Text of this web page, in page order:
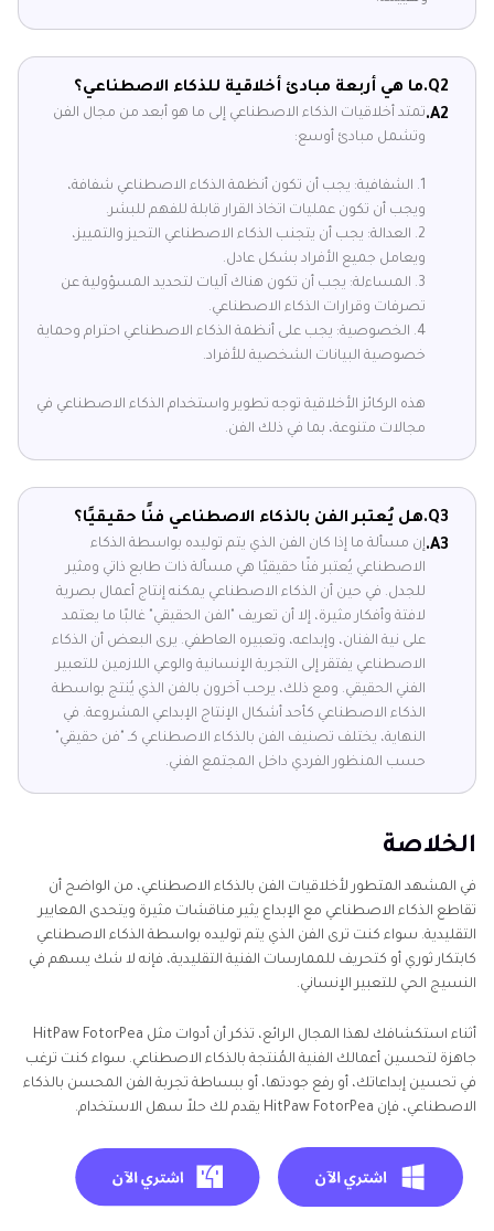
Q2. ما هي أربعة مبادئ أخلاقية للذكاء الاصطناعي؟
A2. تمتد أخلاقيات الذكاء الاصطناعي إلى ما هو أبعد من مجال الفن
وتشمل مبادئ أوسع:
1. الشفافية: يجب أن تكون أنظمة الذكاء الاصطناعي شفافة،
ويجب أن تكون عمليات اتخاذ القرار قابلة للفهم للبشر.
2. العدالة: يجب أن يتجنب الذكاء الاصطناعي التحيز والتمييز،
ويعامل جميع الأفراد بشكل عادل.
3. المساءلة: يجب أن تكون هناك آليات لتحديد المسؤولية عن
تصرفات وقرارات الذكاء الاصطناعي.
4. الخصوصية: يجب على أنظمة الذكاء الاصطناعي احترام وحماية
خصوصية البيانات الشخصية للأفراد.
هذه الركائز الأخلاقية توجه تطوير واستخدام الذكاء الاصطناعي في
مجالات متنوعة، بما في ذلك الفن.
Q3. هل يُعتبر الفن بالذكاء الاصطناعي فنًا حقيقيًا؟
A3. إن مسألة ما إذا كان الفن الذي يتم توليده بواسطة الذكاء
الاصطناعي يُعتبر فنًا حقيقيًا هي مسألة ذات طابع ذاتي ومثير
للجدل. في حين أن الذكاء الاصطناعي يمكنه إنتاج أعمال بصرية
لافتة وأفكار مثيرة، إلا أن تعريف "الفن الحقيقي" غالبًا ما يعتمد
على نية الفنان، وإبداعه، وتعبيره العاطفي. يرى البعض أن الذكاء
الاصطناعي يفتقر إلى التجربة الإنسانية والوعي اللازمين للتعبير
الفني الحقيقي. ومع ذلك، يرحب آخرون بالفن الذي يُنتج بواسطة
الذكاء الاصطناعي كأحد أشكال الإنتاج الإبداعي المشروعة. في
النهاية، يختلف تصنيف الفن بالذكاء الاصطناعي كـ "فن حقيقي"
حسب المنظور الفردي داخل المجتمع الفني.
الخلاصة
في المشهد المتطور لأخلاقيات الفن بالذكاء الاصطناعي، من الواضح أن
تقاطع الذكاء الاصطناعي مع الإبداع يثير مناقشات مثيرة ويتحدى المعايير
التقليدية. سواء كنت ترى الفن الذي يتم توليده بواسطة الذكاء الاصطناعي
كابتكار ثوري أو كتحريف للممارسات الفنية التقليدية، فإنه لا شك يسهم في
النسيج الحي للتعبير الإنساني.
أثناء استكشافك لهذا المجال الرائع، تذكر أن أدوات مثل HitPaw FotorPea
جاهزة لتحسين أعمالك الفنية المُنتجة بالذكاء الاصطناعي. سواء كنت ترغب
في تحسين إبداعاتك، أو رفع جودتها، أو ببساطة تجربة الفن المحسن بالذكاء
الاصطناعي، فإن HitPaw FotorPea يقدم لك حلاً سهل الاستخدام.